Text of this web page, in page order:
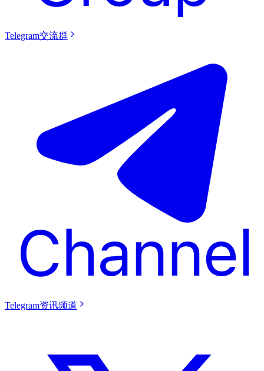
Telegram交流群
Telegram资讯频道